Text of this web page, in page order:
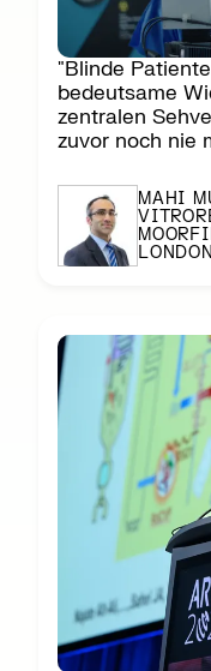
"Blinde
bedeutsame
zentralen
zuvor noch nie
MAHI
LONDON